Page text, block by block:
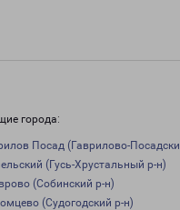
города:
Посад (Гаврилово-
(Гусь-Хрустальный р-н)
(Собинский р-н)
(Судогодский р-н)